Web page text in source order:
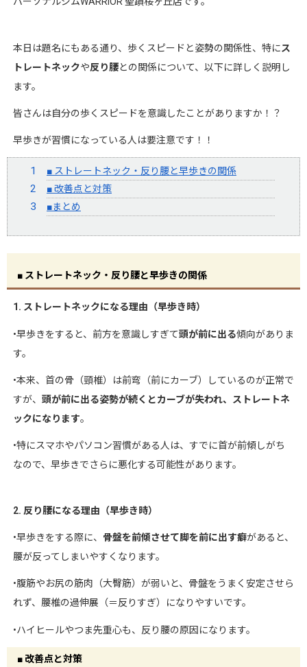
本日は題名にもある通り、歩くスピードと姿勢の関係性、特にス
トレートネックや反り腰との関係について、以下に詳しく説明し
ます。
皆さんは自分の歩くスピードを意識したことがありますか！？
早歩きが習慣になっている人は要注意です！！
■ ストレートネック・反り腰と早歩きの関係
■ 改善点と対策
■まとめ
■ ストレートネック・反り腰と早歩きの関係
1. ストレートネックになる理由（早歩き時）
•早歩きをすると、前方を意識しすぎて頭が前に出る傾向がありま
す。
•本来、首の骨（頸椎）は前弯（前にカーブ）しているのが正常で
すが、 頭が前に出る姿勢が続くとカーブが失われ、ストレートネ
ックになります。
•特にスマホやパソコン習慣がある人は、すでに首が前傾しがち
なので、早歩きでさらに悪化する可能性があります。
2. 反り腰になる理由（早歩き時）
•早歩きをする際に、 骨盤を前傾させて脚を前に出す癖があると、
腰が反ってしまいやすくなります。
•腹筋やお尻の筋肉（大臀筋）が弱いと、骨盤をうまく安定させら
れず、腰椎の過伸展（＝反りすぎ）になりやすいです。
•ハイヒールやつま先重心も、反り腰の原因になります。
■ 改善点と対策